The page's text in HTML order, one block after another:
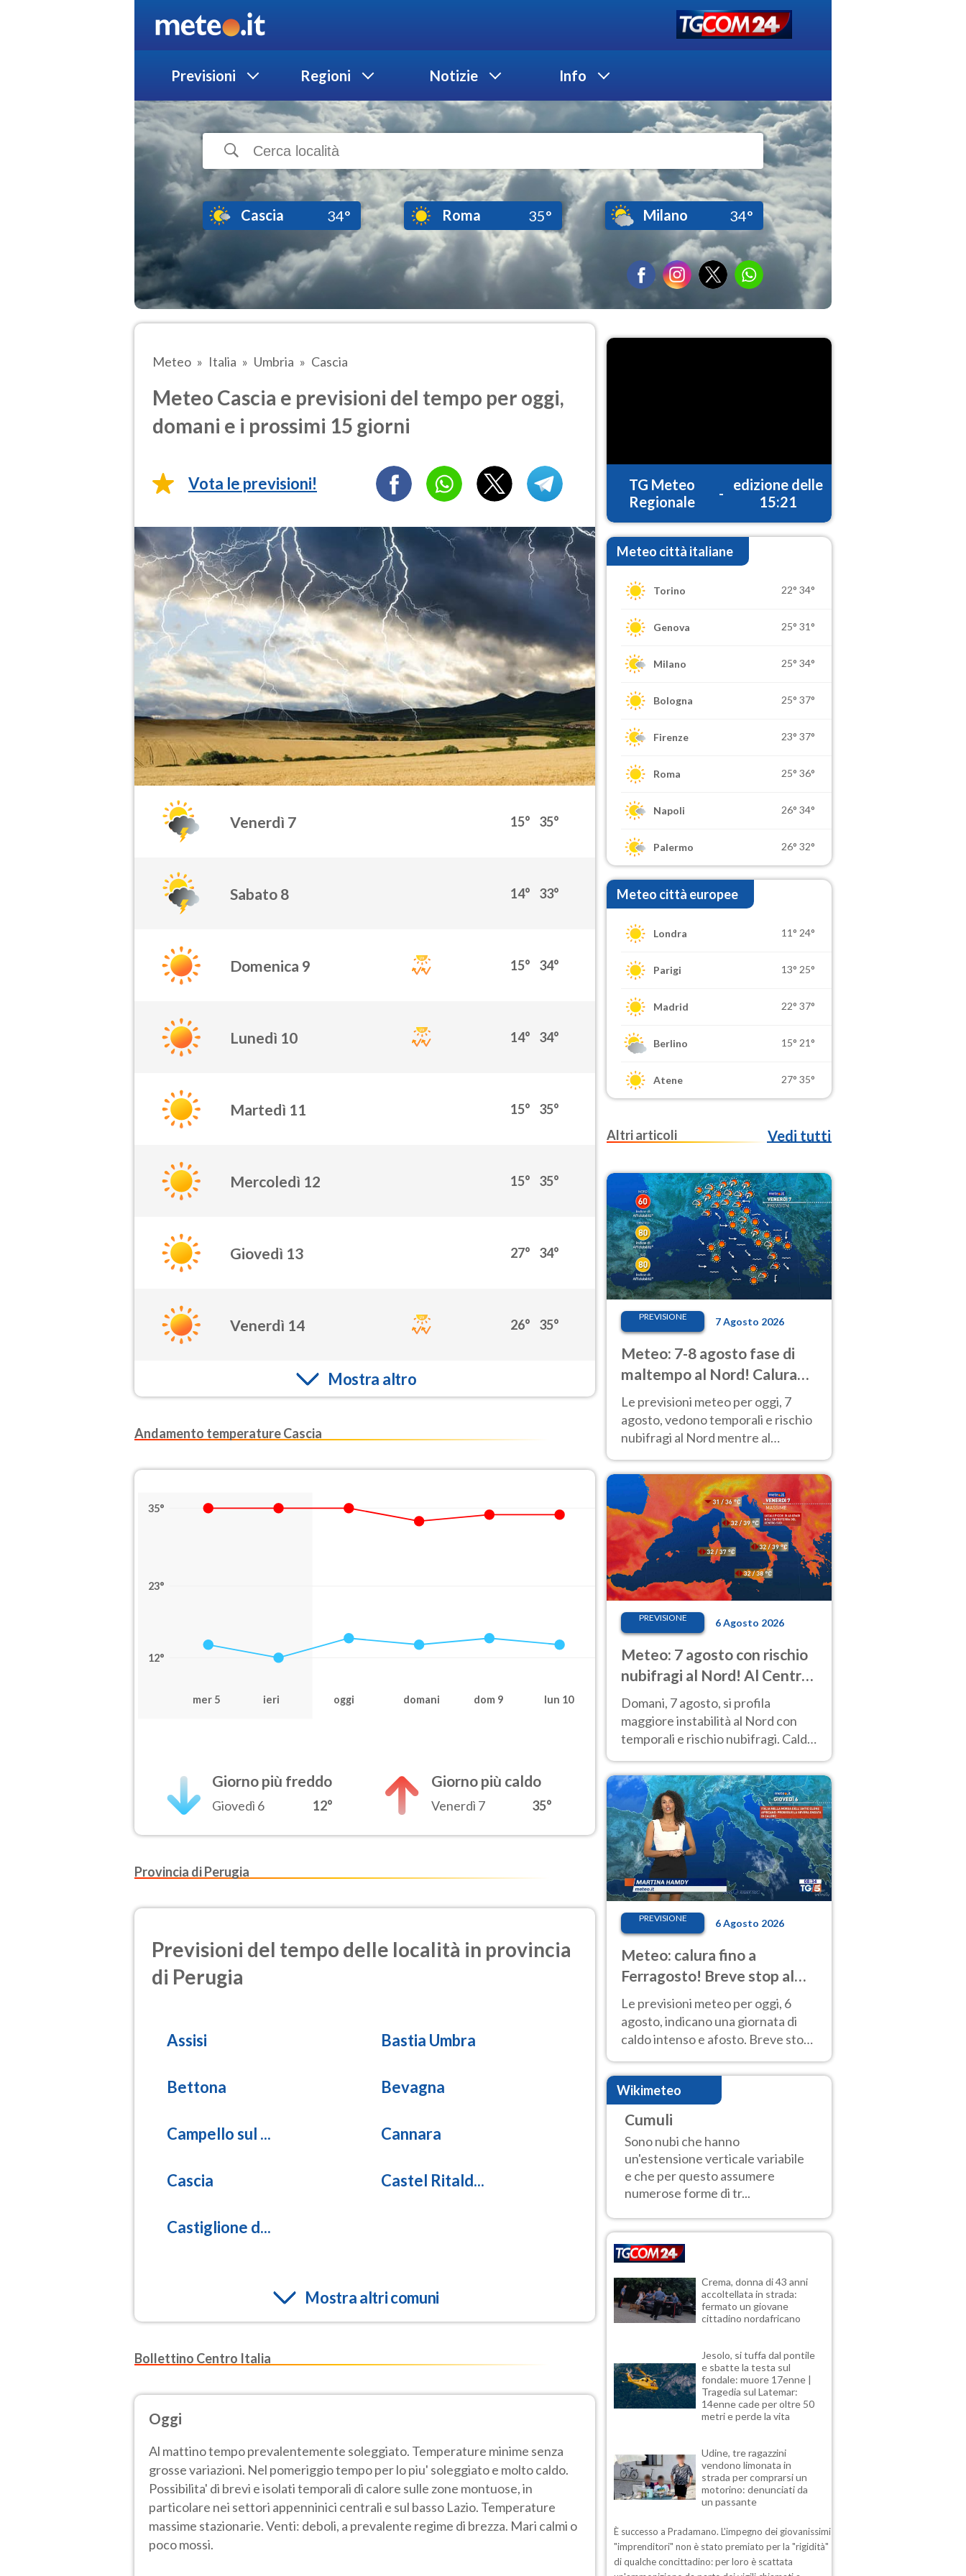
Previsioni Regioni Notizie Info
Cascia 34° Roma 35° Milano 34°
Meteo Italia Umbria Cascia
Meteo Cascia e previsioni del tempo per oggi,
domani e i prossimi 15 giorni
Vota le previsioni!
Venerdì 7 15° 35°
Sabato 8 14° 33°
Domenica 9 15° 34°
Lunedì 10 14° 34°
Martedì 11 15° 35°
Mercoledì 12 15° 35°
Giovedì 13 27° 34°
Venerdì 14 26° 35°
Mostra altro
Andamento temperature Cascia
35°
23°
12°
mer 5 ieri oggi domani dom 9 lun 10
Giorno più freddo
Giovedì 6 12°
Giorno più caldo
Venerdì 7 35°
Provincia di Perugia
Previsioni del tempo delle località in provincia
di Perugia
Assisi Bastia Umbra
Bettona Bevagna
Campello sul ... Cannara
Cascia Castel Ritald...
Castiglione d...
Mostra altri comuni
Bollettino Centro Italia
Oggi
Al mattino tempo prevalentemente soleggiato. Temperature minime senza
grosse variazioni. Nel pomeriggio tempo per lo piu' soleggiato e molto caldo.
Possibilita' di brevi e isolati temporali di calore sulle zone montuose, in
particolare nei settori appenninici centrali e sul basso Lazio. Temperature
massime stazionarie. Venti: deboli, a prevalente regime di brezza. Mari calmi o
poco mossi.
TG Meteo
Regionale
-
edizione delle
15:21
Meteo città italiane
Torino 22° 34°
Genova 25° 31°
Milano 25° 34°
Bologna 25° 37°
Firenze 23° 37°
Roma 25° 36°
Napoli 26° 34°
Palermo 26° 32°
Meteo città europee
Londra 11° 24°
Parigi 13° 25°
Madrid 22° 37°
Berlino 15° 21°
Atene 27° 35°
Altri articoli Vedi tutti
PREVISIONE 7 Agosto 2026
Meteo: 7-8 agosto fase di
maltempo al Nord! Calura
fino a Ferragosto
Le previsioni meteo per oggi, 7
agosto, vedono temporali e rischio
nubifragi al Nord mentre al
molto intenso.
PREVISIONE 6 Agosto 2026
Meteo: 7 agosto con rischio
nubifragi al Nord! Al Centro-
Sud caldo estremo
Domani, 7 agosto, si profila
maggiore instabilità al Nord con
temporali e rischio nubifragi. Caldo
previsioni.
PREVISIONE 6 Agosto 2026
Meteo: calura fino a
Ferragosto! Breve stop al
Nord tra 7 e 9 agosto
Le previsioni meteo per oggi, 6
agosto, indicano una giornata di
caldo intenso e afosto. Breve stop
all'Anticiclone solo sulle regioni del
Nord.
Wikimeteo
Cumuli
Sono nubi che hanno
un'estensione verticale variabile
e che per questo assumere
numerose forme di tr...
Crema, donna di 43 anni
accoltellata in strada:
fermato un giovane
cittadino nordafricano
Jesolo, si tuffa dal pontile
e sbatte la testa sul
fondale: muore 17enne |
Tragedia sul Latemar:
14enne cade per oltre 50
metri e perde la vita
Udine, tre ragazzini
vendono limonata in
strada per comprarsi un
motorino: denunciati da
un passante
È successo a Pradamano. L'impegno dei giovanissimi
"imprenditori" non è stato premiato per la "rigidità"
di qualche concittadino: per loro è scattata